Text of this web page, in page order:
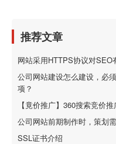
推荐文章
网站采用HTTPS协议对SEO
公司网站建设怎么建设，必
项？
【竟价推广】360搜索竞价
公司网站前期制作时，策划
SSL证书介绍